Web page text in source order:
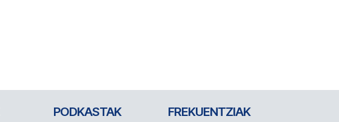
PODKASTAK FREKUENTZIAK